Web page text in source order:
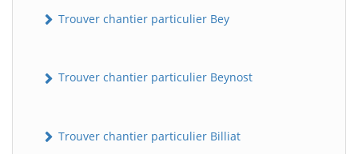
Trouver chantier particulier Bey
Trouver chantier particulier Beynost
Trouver chantier particulier Billiat